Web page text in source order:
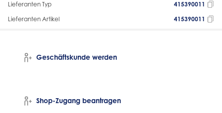
Lieferanten Typ
415390011
Lieferanten Artikel
415390011
Geschäftskunde werden
Shop-Zugang beantragen